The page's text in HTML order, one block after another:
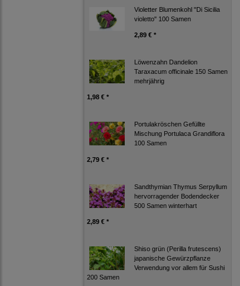
Violetter Blumenkohl "Di Sicilia
violetto" 100 Samen
2,89 € *
Löwenzahn Dandelion
Taraxacum officinale 150 Samen
mehrjährig
1,98 € *
Portulakröschen Gefüllte
Mischung Portulaca Grandiflora
100 Samen
2,79 € *
Sandthymian Thymus Serpyllum
hervorragender Bodendecker
500 Samen winterhart
2,89 € *
Shiso grün (Perilla frutescens)
japanische Gewürzpflanze
Verwendung vor allem für Sushi
200 Samen